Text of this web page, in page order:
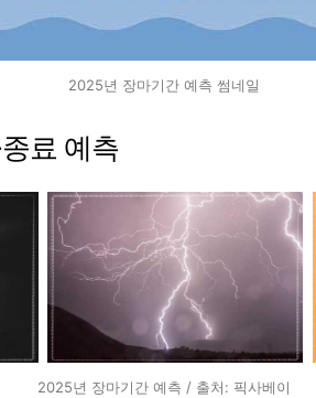
2025년 장마기간 예측 썸네일
료 예측
2025년 장마기간 예측 / 출처: 픽사베이